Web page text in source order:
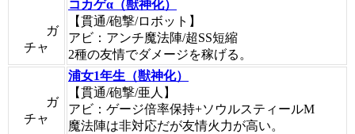
ガ
チャ
コカゲα（獣神化）
【貫通/砲撃/ロボット】
アビ：アンチ魔法陣/超SS短縮
2種の友情でダメージを稼げる。
ガ
チャ
浦女1年生（獣神化）
【貫通/砲撃/亜人】
アビ：ゲージ倍率保持+ソウルスティールM
魔法陣は非対応だが友情火力が高い。